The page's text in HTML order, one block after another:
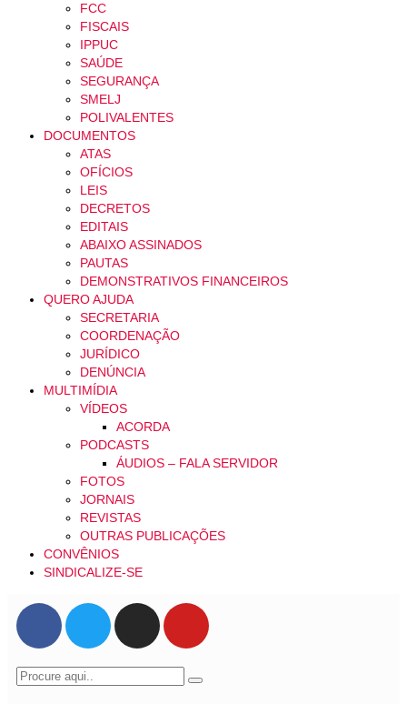
FCC
FISCAIS
IPPUC
SAÚDE
SEGURANÇA
SMELJ
POLIVALENTES
DOCUMENTOS
ATAS
OFÍCIOS
LEIS
DECRETOS
EDITAIS
ABAIXO ASSINADOS
PAUTAS
DEMONSTRATIVOS FINANCEIROS
QUERO AJUDA
SECRETARIA
COORDENAÇÃO
JURÍDICO
DENÚNCIA
MULTIMÍDIA
VÍDEOS
ACORDA
PODCASTS
ÁUDIOS – FALA SERVIDOR
FOTOS
JORNAIS
REVISTAS
OUTRAS PUBLICAÇÕES
CONVÊNIOS
SINDICALIZE-SE